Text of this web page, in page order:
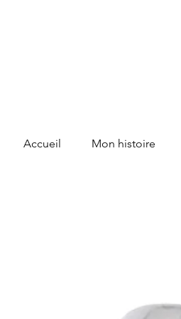
Accueil Mon histoire